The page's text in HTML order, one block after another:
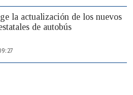
la actualización de los nuevos
de autobús